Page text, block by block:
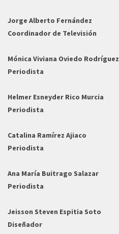
Jorge Alberto Fernández
Coordinador de Televisión
Mónica Viviana Oviedo Rodríguez
Periodista
Helmer Esneyder Rico Murcia
Periodista
Catalina Ramírez Ajiaco
Periodista
Ana María Buitrago Salazar
Periodista
Jeisson Steven Espitia Soto
Diseñador